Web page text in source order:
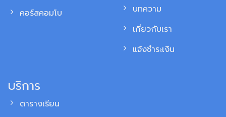
คอร์สคอมโบ
บทความ
เกี่ยวกับเรา
แจ้งชำระเงิน
บริการ
ตารางเรียน